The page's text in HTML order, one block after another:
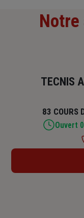
Notre
TECNIS
83 COURS
Lundi